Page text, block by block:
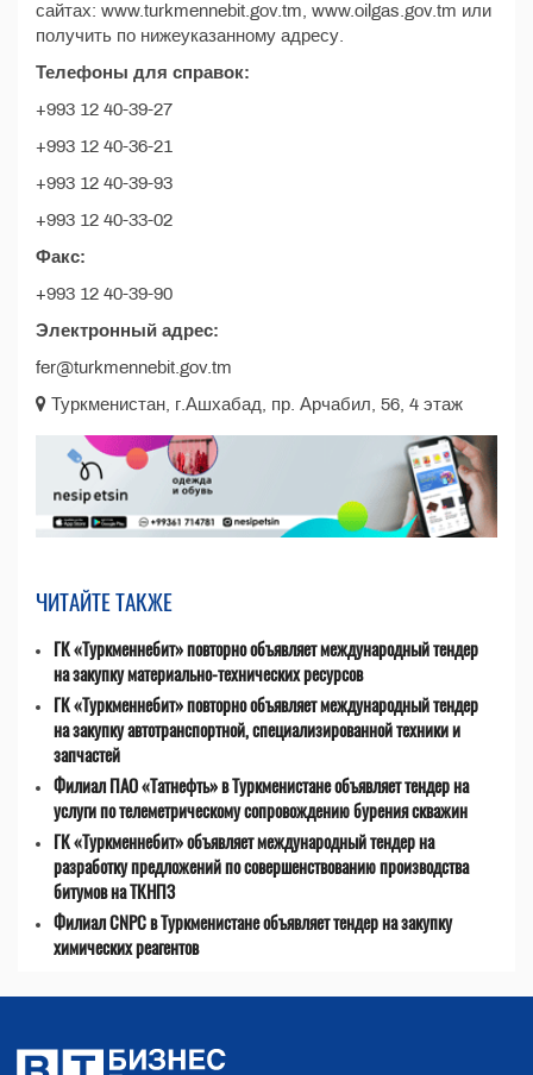
сайтах: www.turkmennebit.gov.tm, www.oilgas.gov.tm или
получить по нижеуказанному адресу.
Телефоны для справок:
+993 12 40-39-27
+993 12 40-36-21
+993 12 40-39-93
+993 12 40-33-02
Факс:
+993 12 40-39-90
Электронный адрес:
fer@turkmennebit.gov.tm
Туркменистан, г.Ашхабад, пр. Арчабил, 56, 4 этаж
ЧИТАЙТЕ ТАКЖЕ
ГК «Туркменнебит» повторно объявляет международный тендер
на закупку материально-технических ресурсов
ГК «Туркменнебит» повторно объявляет международный тендер
на закупку автотранспортной, специализированной техники и
запчастей
Филиал ПАО «Татнефть» в Туркменистане объявляет тендер на
услуги по телеметрическому сопровождению бурения скважин
ГК «Туркменнебит» объявляет международный тендер на
разработку предложений по совершенствованию производства
битумов на ТКНПЗ
Филиал CNPC в Туркменистане объявляет тендер на закупку
химических реагентов